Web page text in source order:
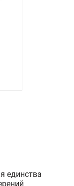
единства